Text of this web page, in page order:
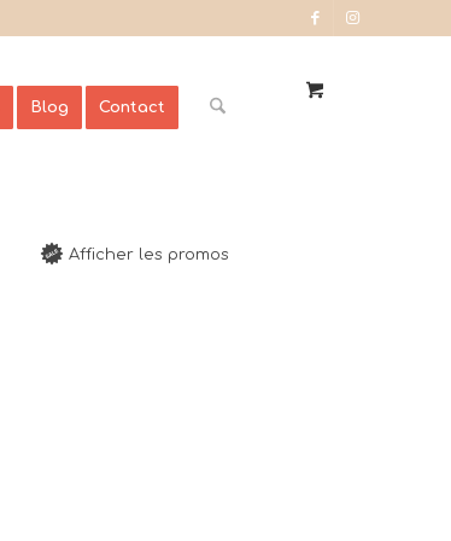
Blog Contact
Afficher les promos